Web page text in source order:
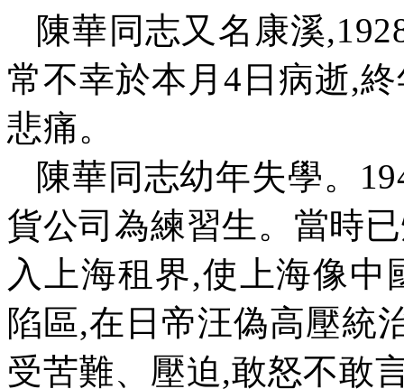
陳華同志又名康溪
常不幸於本月 4 日病逝,
悲痛。
陳華同志幼年失學。
貨公司為練習生。當時
入上海租界,使上海像中
陷區,在日帝汪偽高壓統
受苦難、壓迫,敢怒不敢